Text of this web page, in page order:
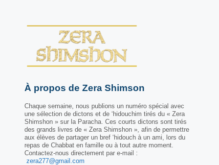
À propos de Zera Shimson
Chaque semaine, nous publions un numéro spécial avec
une sélection de dictons et de ‘hidouchim tirés du « Zera
Shimshon » sur la Paracha. Ces courts dictons sont tirés
des grands livres de « Zera Shimshon », afin de permettre
aux élèves de partager un bref ‘hidouch à un ami, lors du
repas de Chabbat en famille ou à tout autre moment.
Contactez-nous directement par e-mail :
zera277@gmail.com